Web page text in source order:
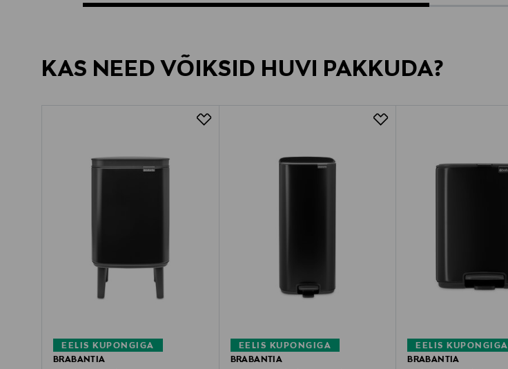
KAS NEED VÕIKSID HUVI PAKKUDA?
EELIS KUPONGIGA
BRABANTIA
EELIS KUPONGIGA
BRABANTIA
EELIS KUPONGIGA
BRABANTIA